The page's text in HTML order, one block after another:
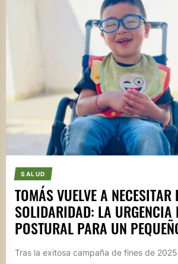
SALUD
TOMÁS VUELVE A NECESITAR
SOLIDARIDAD: LA URGENCIA
POSTURAL PARA UN
Tras la exitosa campaña de fines de